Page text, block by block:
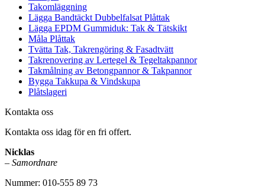
Takomläggning
Lägga Bandtäckt Dubbelfalsat Plåttak
Lägga EPDM Gummiduk: Tak & Tätskikt
Måla Plåttak
Tvätta Tak, Takrengöring & Fasadtvätt
Takrenovering av Lertegel & Tegeltakpannor
Takmålning av Betongpannor & Takpannor
Bygga Takkupa & Vindskupa
Plåtslageri
Kontakta oss
Kontakta oss idag för en fri offert.
Nicklas
– Samordnare
Nummer: 010-555 89 73